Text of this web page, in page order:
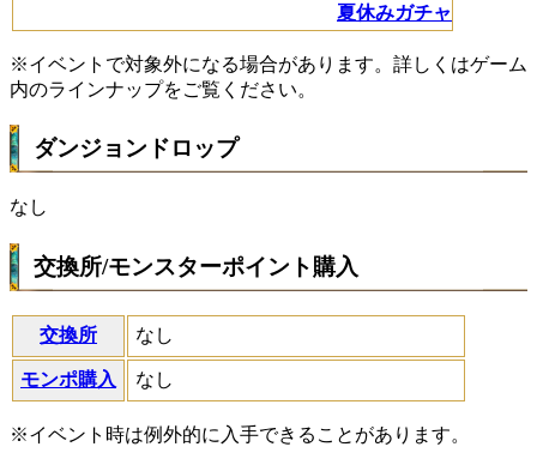
夏休みガチャ
※イベントで対象外になる場合があります。詳しくはゲーム
内のラインナップをご覧ください。
ダンジョンドロップ
なし
交換所/モンスターポイント購入
交換所 なし
モンポ購入 なし
※イベント時は例外的に入手できることがあります。